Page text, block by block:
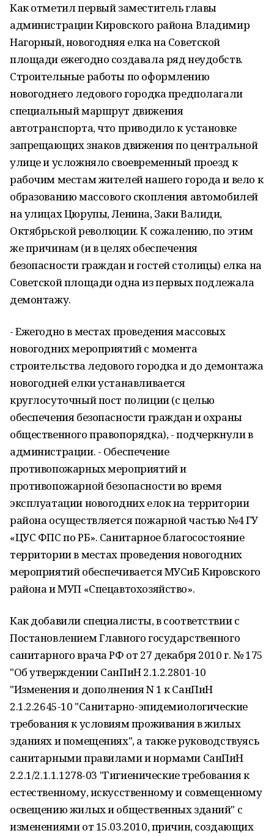
Как отметил первый заместитель главы
администрации Кировского района Владимир
Нагорный, новогодняя елка на Советской
площади ежегодно создавала ряд неудобств.
Строительные работы по оформлению
новогоднего ледового городка предполагали
специальный маршрут движения
автотранспорта, что приводило к установке
запрещающих знаков движения по центральной
улице и усложняло своевременный проезд к
рабочим местам жителей нашего города и вело к
образованию массового скопления автомобилей
на улицах Цюрупы, Ленина, Заки Валиди,
Октябрьской революции. К сожалению, по этим
же причинам (и в целях обеспечения
безопасности граждан и гостей столицы) елка на
Советской площади одна из первых подлежала
демонтажу.
- Ежегодно в местах проведения массовых
новогодних мероприятий с момента
строительства ледового городка и до демонтажа
новогодней елки устанавливается
круглосуточный пост полиции (с целью
обеспечения безопасности граждан и охраны
общественного правопорядка), - подчеркнули в
администрации. - Обеспечение
противопожарных мероприятий и
противопожарной безопасности во время
эксплуатации новогодних елок на территории
района осуществляется пожарной частью №4 ГУ
«ЦУС ФПС по РБ». Санитарное благосостояние
территории в местах проведения новогодних
мероприятий обеспечивается МУСиБ Кировского
района и МУП «Спецавтохозяйство».
Как добавили специалисты, в соответствии с
Постановлением Главного государственного
санитарного врача РФ от 27 декабря 2010 г. № 175
"Об утверждении СанПиН 2.1.2.2801-10
"Изменения и дополнения N 1 к СанПиН
2.1.2.2645-10 "Санитарно-эпидемиологические
требования к условиям проживания в жилых
зданиях и помещениях", а также руководствуясь
санитарными правилами и нормами СанПиН
2.2.1/2.1.1.1278-03 "Гигиенические требования к
естественному, искусственному и совмещенному
освещению жилых и общественных зданий" с
изменениями от 15.03.2010, причин, создающих